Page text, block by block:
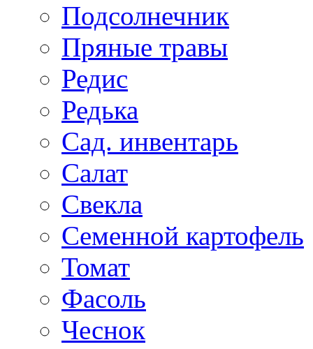
Подсолнечник
Пряные травы
Редис
Редька
Сад. инвентарь
Салат
Свекла
Семенной картофель
Томат
Фасоль
Чеснок